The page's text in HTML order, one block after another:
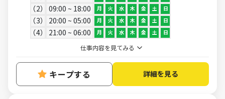
2
09:00 ~ 18:00 月 火 水 木 金 土 日
3 20:00 ~ 05:00 月 火 水 木 金 土 日
4 21:00 ~ 06:00 月 火 水 木 金 土 日
仕事内容を見てみる
キープする 詳細を見る